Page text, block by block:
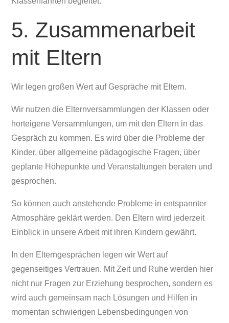
5. Zusammenarbeit
mit Eltern
Wir legen großen Wert auf Gespräche mit Eltern.
Wir nutzen die Elternversammlungen der Klassen oder
horteigene Versammlungen, um mit den Eltern in das
Gespräch zu kommen. Es wird über die Probleme der
Kinder, über allgemeine pädagogische Fragen, über
geplante Höhepunkte und Veranstaltungen beraten und
gesprochen.
So können auch anstehende Probleme in entspannter
Atmosphäre geklärt werden. Den Eltern wird jederzeit
Einblick in unsere Arbeit mit ihren Kindern gewährt.
In den Elterngesprächen legen wir Wert auf
gegenseitiges Vertrauen. Mit Zeit und Ruhe werden hier
nicht nur Fragen zur Erziehung besprochen, sondern es
wird auch gemeinsam nach Lösungen und Hilfen in
momentan schwierigen Lebensbedingungen von